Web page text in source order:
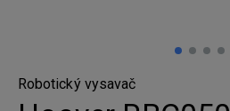
Robotický vysavač